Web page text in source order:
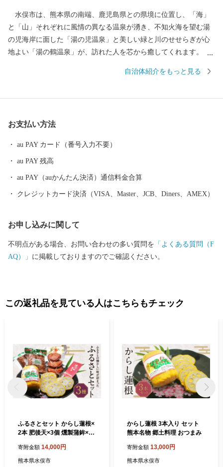
水俣市は、熊本県の南端、鹿児島県との県境に位置し、「海」
と「山」それぞれに風情の異なる温泉が湧き、不知火海を望む湯
の児海岸に面した「湯の児温泉」と美しい緑と川のせせらぎが心
地よい「湯の鶴温泉」が、訪れた人を芯から癒してくれます。
魚、しらす、牡蠣等の海産物や日本棚田百選にも選ばれた美しい
自治体紹介をもっと見る
お支払い方法
au PAY カード（番号入力不要）
au PAY 残高
au PAY（auかんたん決済）通信料金合算
クレジットカード決済（VISA、Master、JCB、Diners、AMEX）
お申し込みに関して
不明点がある場合、お問い合わせの多い質問を 「よくある質問（F
AQ）」 に掲載しておりますのでご確認ください。
この返礼品を見ている人はこちらもチェック
ふるさとセット からし蓮根×
2本 肥後天×3個 燻製蒲鉾×4
寄附金額 14,000円
熊本県水俣市
からし蓮根 3本入り セット
熊本名物 郷土料理 おつまみ
寄附金額 13,000円
熊本県水俣市